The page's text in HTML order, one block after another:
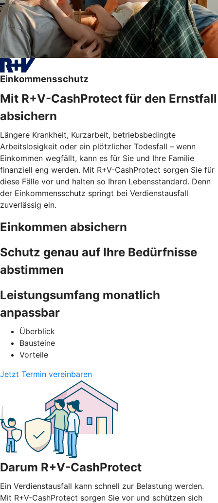
Einkommensschutz
Mit R+V-CashProtect für den Ernstfall
absichern
Längere Krankheit, Kurzarbeit, betriebsbedingte
Arbeitslosigkeit oder ein plötzlicher Todesfall – wenn
Einkommen wegfällt, kann es für Sie und Ihre Familie
finanziell eng werden. Mit R+V-CashProtect sorgen Sie für
diese Fälle vor und halten so Ihren Lebensstandard. Denn
der Einkommensschutz springt bei Verdienstausfall
zuverlässig ein.
Einkommen absichern
Schutz genau auf Ihre Bedürfnisse
abstimmen
Leistungsumfang monatlich
anpassbar
Überblick
Bausteine
Vorteile
Jetzt Termin vereinbaren
Darum R+V-CashProtect
Ein Verdienstausfall kann schnell zur Belastung werden.
Mit R+V-CashProtect sorgen Sie vor und schützen sich